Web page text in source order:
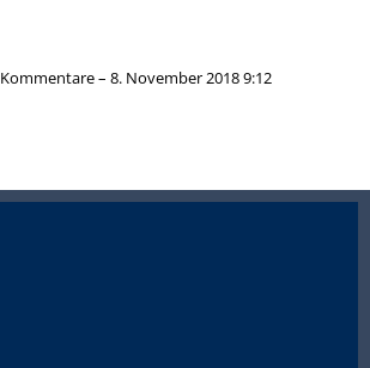
Kommentare – 8. November 2018 9:12